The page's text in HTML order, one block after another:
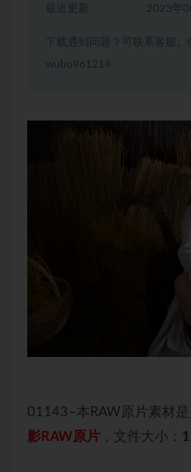
2023年
下载遇到问题？可联系客服
wubo961214
01143–本RAW原片素材是
影RAW原片 ，文件大小：